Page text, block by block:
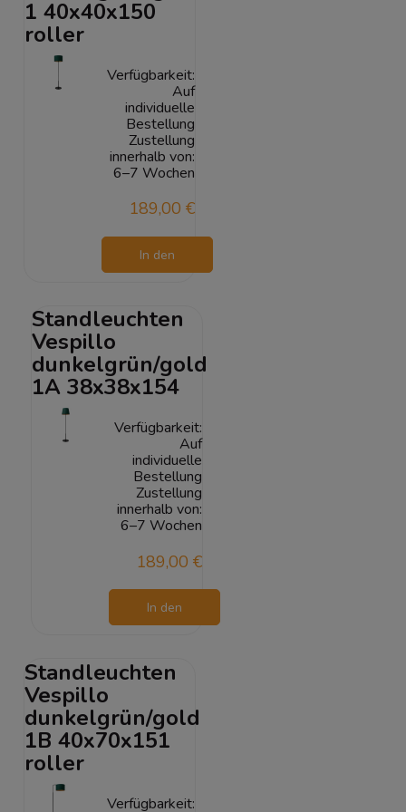
1 40x40x150
roller
Verfügbarkeit:
Auf
individuelle
Bestellung
Zustellung
innerhalb von:
6–7 Wochen
189,00 €
In den
Standleuchten
Vespillo
dunkelgrün/gold
1A 38x38x154
Verfügbarkeit:
Auf
individuelle
Bestellung
Zustellung
innerhalb von:
6–7 Wochen
189,00 €
In den
Standleuchten
Vespillo
dunkelgrün/gold
1B 40x70x151
roller
Verfügbarkeit: